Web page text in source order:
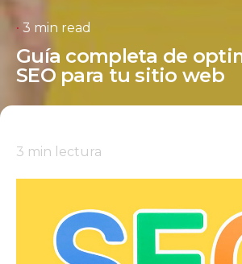
3 min read
Guía completa de
SEO para tu sitio web
3 min lectura